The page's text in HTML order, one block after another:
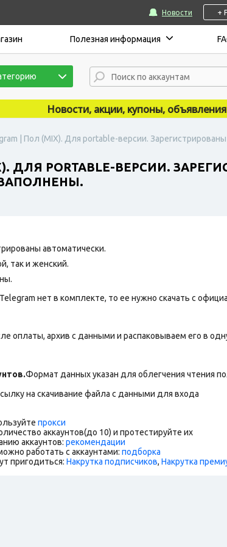
Новости +
Полезная информация
Новости, акции, купоны, объявления
| Пол (MIX). Для portable-версии.
ДЛЯ PORTABLE-ВЕРСИИ.
автоматически.
так и женский.
нет в комплекте, то ее нужно скачать с
оплаты, архив с данными и распаковываем его в
Формат данных указан для облегчения чтения
на скачивание файла с данными для входа
прокси
аккаунтов(до 10) и протестируйте их
аккаунтов: рекомендации
работать с аккаунтами: подборка
пригодиться: Накрутка подписчиков, Накрутка